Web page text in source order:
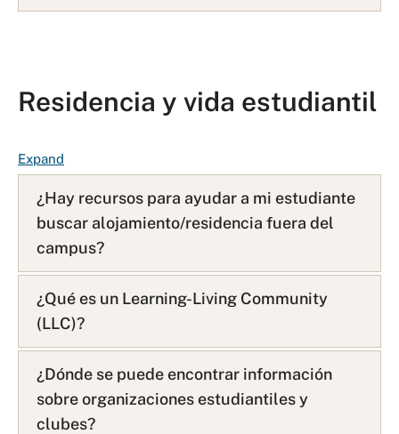
Residencia y vida estudiantil
ExpandF
A
Q
L
i
s
¿Hay recursos para ayudar a mi estudiante
buscar alojamiento/residencia fuera del
campus?
¿Qué es un Learning-Living Community
(LLC)?
¿Dónde se puede encontrar información
sobre organizaciones estudiantiles y
clubes?